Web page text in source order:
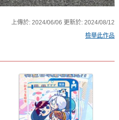
上傳於:2024/06/06 更新於:2024/08/12
檢舉此作品